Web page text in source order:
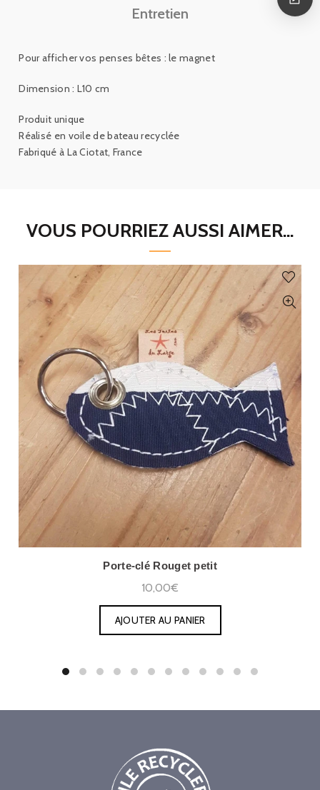
Entretien
Pour afficher vos penses bêtes : le magnet
Dimension : L10 cm
Produit unique
Réalisé en voile de bateau recyclée
Fabriqué à La Ciotat, France
VOUS POURRIEZ AUSSI AIMER...
Porte-clé Rouget petit
10,00€
AJOUTER AU PANIER